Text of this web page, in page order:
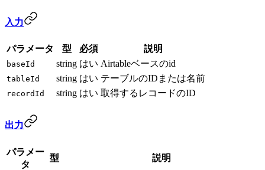
入力
パラメータ 型 必須 説明
baseId string はい Airtableベースのid
tableId string はい テーブルのIDまたは名前
recordId string はい 取得するレコードのID
出力
パラメー
タ
型 説明